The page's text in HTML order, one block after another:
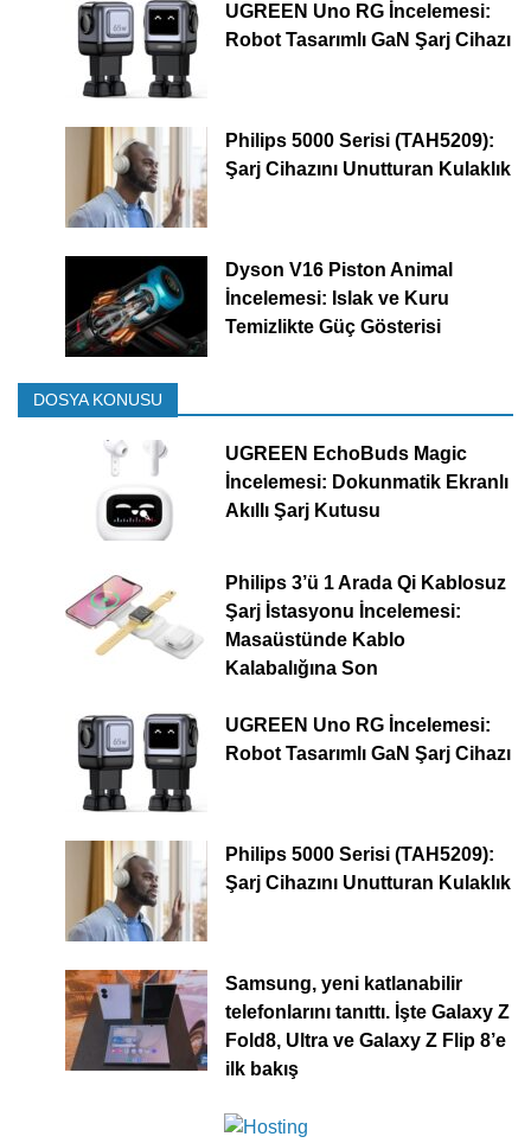
UGREEN Uno RG İncelemesi:
Robot Tasarımlı GaN Şarj Cihazı
Philips 5000 Serisi (TAH5209):
Şarj Cihazını Unutturan Kulaklık
Dyson V16 Piston Animal
İncelemesi: Islak ve Kuru
Temizlikte Güç Gösterisi
DOSYA KONUSU
UGREEN EchoBuds Magic
İncelemesi: Dokunmatik Ekranlı
Akıllı Şarj Kutusu
Philips 3’ü 1 Arada Qi Kablosuz
Şarj İstasyonu İncelemesi:
Masaüstünde Kablo
Kalabalığına Son
UGREEN Uno RG İncelemesi:
Robot Tasarımlı GaN Şarj Cihazı
Philips 5000 Serisi (TAH5209):
Şarj Cihazını Unutturan Kulaklık
Samsung, yeni katlanabilir
telefonlarını tanıttı. İşte Galaxy Z
Fold8, Ultra ve Galaxy Z Flip 8’e
ilk bakış